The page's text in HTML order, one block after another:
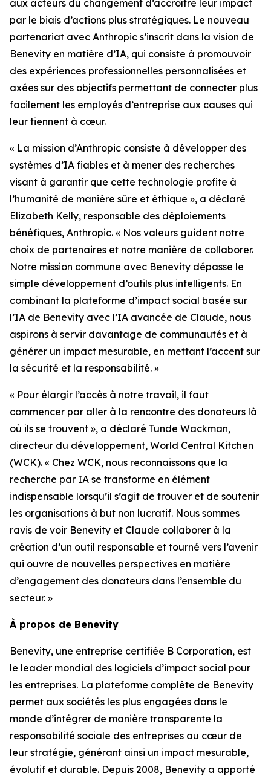
aux acteurs du changement d’accroître leur impact
par le biais d’actions plus stratégiques. Le nouveau
partenariat avec Anthropic s’inscrit dans la vision de
Benevity en matière d’IA, qui consiste à promouvoir
des expériences professionnelles personnalisées et
axées sur des objectifs permettant de connecter plus
facilement les employés d’entreprise aux causes qui
leur tiennent à cœur.
« La mission d’Anthropic consiste à développer des
systèmes d’IA fiables et à mener des recherches
visant à garantir que cette technologie profite à
l’humanité de manière sûre et éthique », a déclaré
Elizabeth Kelly, responsable des déploiements
bénéfiques, Anthropic. « Nos valeurs guident notre
choix de partenaires et notre manière de collaborer.
Notre mission commune avec Benevity dépasse le
simple développement d’outils plus intelligents. En
combinant la plateforme d’impact social basée sur
l’IA de Benevity avec l’IA avancée de Claude, nous
aspirons à servir davantage de communautés et à
générer un impact mesurable, en mettant l’accent sur
la sécurité et la responsabilité. »
« Pour élargir l’accès à notre travail, il faut
commencer par aller à la rencontre des donateurs là
où ils se trouvent », a déclaré Tunde Wackman,
directeur du développement, World Central Kitchen
(WCK). « Chez WCK, nous reconnaissons que la
recherche par IA se transforme en élément
indispensable lorsqu’il s’agit de trouver et de soutenir
les organisations à but non lucratif. Nous sommes
ravis de voir Benevity et Claude collaborer à la
création d’un outil responsable et tourné vers l’avenir
qui ouvre de nouvelles perspectives en matière
d’engagement des donateurs dans l’ensemble du
secteur. »
À propos de Benevity
Benevity, une entreprise certifiée B Corporation, est
le leader mondial des logiciels d’impact social pour
les entreprises. La plateforme complète de Benevity
permet aux sociétés les plus engagées dans le
monde d’intégrer de manière transparente la
responsabilité sociale des entreprises au cœur de
leur stratégie, générant ainsi un impact mesurable,
évolutif et durable. Depuis 2008, Benevity a apporté